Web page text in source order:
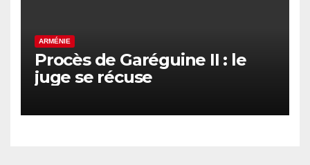
ARMÉNIE
Procès de Garéguine II : le
juge se récuse